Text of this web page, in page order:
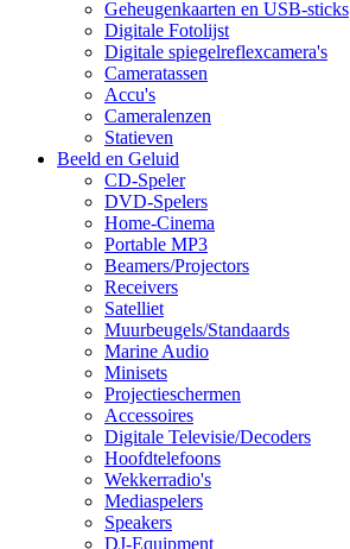
Geheugenkaarten en USB-sticks
Digitale Fotolijst
Digitale spiegelreflexcamera's
Cameratassen
Accu's
Cameralenzen
Statieven
Beeld en Geluid
CD-Speler
DVD-Spelers
Home-Cinema
Portable MP3
Beamers/Projectors
Receivers
Satelliet
Muurbeugels/Standaards
Marine Audio
Minisets
Projectieschermen
Accessoires
Digitale Televisie/Decoders
Hoofdtelefoons
Wekkerradio's
Mediaspelers
Speakers
DJ-Equipment